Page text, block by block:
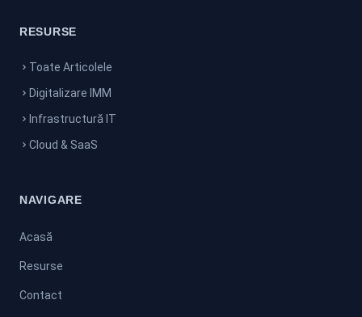
RESURSE
Toate Articolele
Digitalizare IMM
Infrastructură IT
Cloud & SaaS
NAVIGARE
Acasă
Resurse
Contact